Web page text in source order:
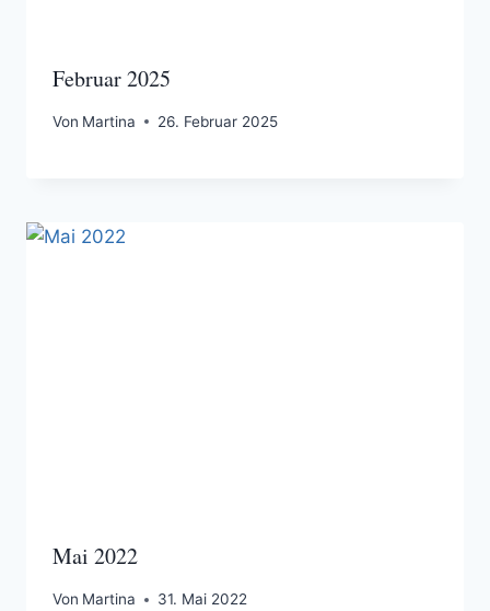
Februar 2025
Von Martina 26. Februar 2025
Mai 2022
Von Martina 31. Mai 2022